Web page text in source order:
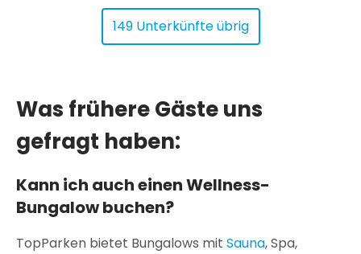
149 Unterkünfte übrig
Was frühere Gäste uns
gefragt haben:
Kann ich auch einen Wellness-
Bungalow buchen?
TopParken bietet Bungalows mit Sauna, Spa,